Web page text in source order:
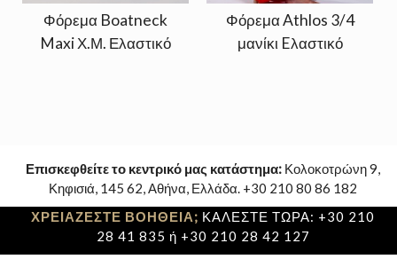
Φόρεμα Boatneck
Maxi Χ.Μ. Ελαστικό
Φόρεμα Athlos 3/4
μανίκι Eλαστικό
Επισκεφθείτε το κεντρικό μας κατάστημα: Κολοκοτρώνη 9,
Κηφισιά, 145 62, Αθήνα, Ελλάδα. +30 210 80 86 182
ΧΡΕΙΑΖΕΣΤΕ ΒΟΗΘΕΙΑ; ΚΑΛΕΣΤΕ ΤΩΡΑ: +30 210
28 41 835 ή +30 210 28 42 127